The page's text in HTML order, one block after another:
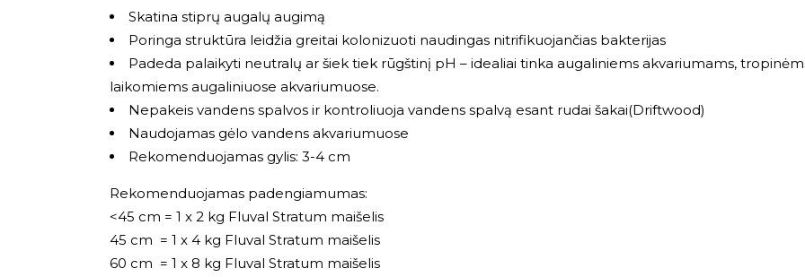
Skatina stiprų augalų augimą
Poringa struktūra leidžia greitai kolonizuoti naudingas nitrifikuojančias bakterijas
Padeda palaikyti neutralų ar šiek tiek rūgštinį pH – idealiai tinka augaliniems akvariumams,
laikomiems augaliniuose akvariumuose.
Nepakeis vandens spalvos ir kontroliuoja vandens spalvą esant rudai šakai(Driftwood)
Naudojamas gėlo vandens akvariumuose
Rekomenduojamas gylis: 3-4 cm
Rekomenduojamas padengiamumas:
<45 cm = 1 x 2 kg Fluval Stratum maišelis
45 cm = 1 x 4 kg Fluval Stratum maišelis
60 cm = 1 x 8 kg Fluval Stratum maišelis